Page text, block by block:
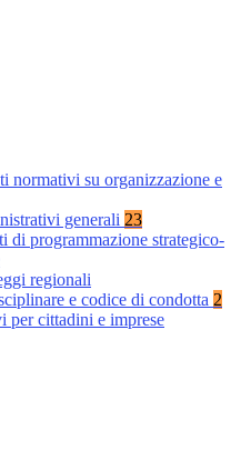
normativi su organizzazione e
generali 23
di programmazione strategico-
regionali
e codice di condotta 2
per cittadini e imprese